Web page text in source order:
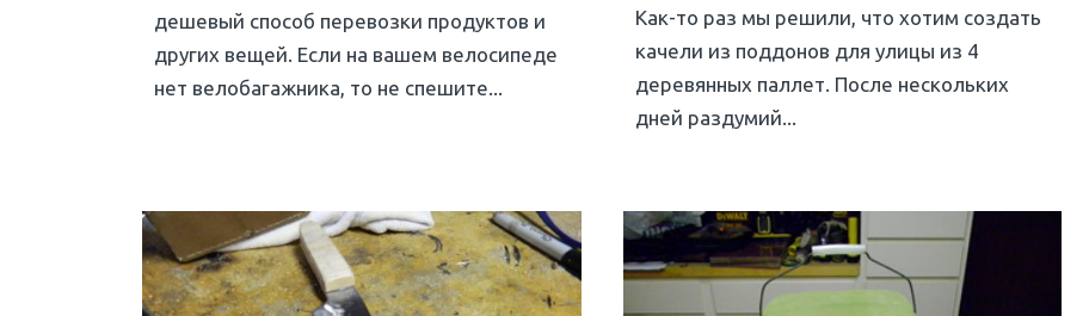
дешевый способ перевозки продуктов и
других вещей. Если на вашем велосипеде
нет велобагажника, то не спешите...
Как-то раз мы решили, что хотим создать
качели из поддонов для улицы из 4
деревянных паллет. После нескольких
дней раздумий...